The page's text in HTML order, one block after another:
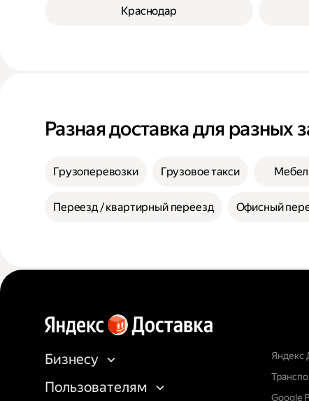
Краснодар
Разная доставка для разных
Грузоперевозки Грузовое такси
Переезд / квартирный переезд Офисный
Бизнесу
Пользователям
Яндекс
Google